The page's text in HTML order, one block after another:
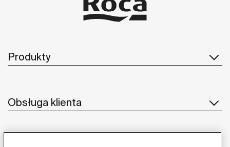
Produkty
Obsługa klienta